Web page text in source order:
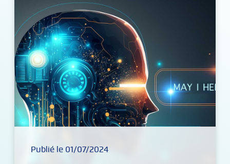
Publié le 01/07/2024